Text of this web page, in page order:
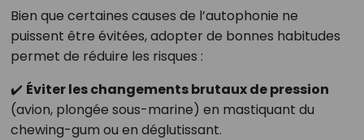
Bien que certaines causes de l’autophonie ne
puissent être évitées, adopter de bonnes habitudes
permet de réduire les risques :
✔️ Éviter les changements brutaux de pression
(avion, plongée sous-marine) en mastiquant du
chewing-gum ou en déglutissant.